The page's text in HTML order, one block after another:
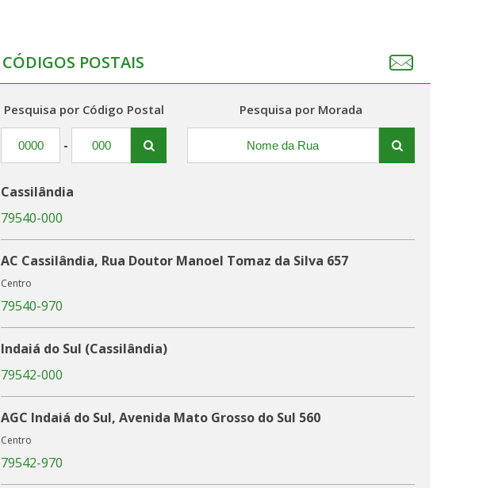
CÓDIGOS POSTAIS
Pesquisa por Código Postal
-
Pesquisa por Morada
Cassilândia
79540-000
AC Cassilândia, Rua Doutor Manoel Tomaz da Silva 657
Centro
79540-970
Indaiá do Sul (Cassilândia)
79542-000
AGC Indaiá do Sul, Avenida Mato Grosso do Sul 560
Centro
79542-970